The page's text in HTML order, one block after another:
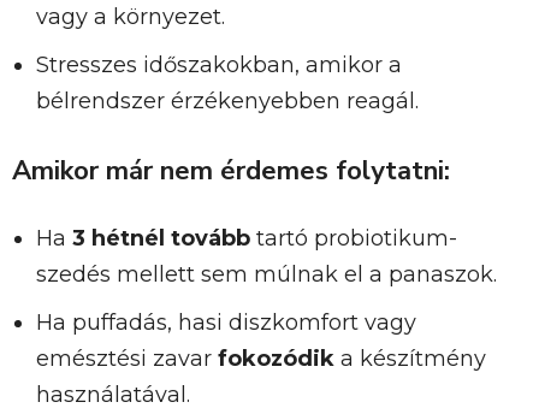
vagy a környezet.
Stresszes időszakokban, amikor a
bélrendszer érzékenyebben reagál.
Amikor már nem érdemes folytatni:
Ha 3 hétnél tovább tartó probiotikum-
szedés mellett sem múlnak el a panaszok.
Ha puffadás, hasi diszkomfort vagy
emésztési zavar fokozódik a készítmény
használatával.